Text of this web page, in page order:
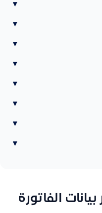
▾
▾
▾
▾
▾
▾
▾
▾
الفاتورة